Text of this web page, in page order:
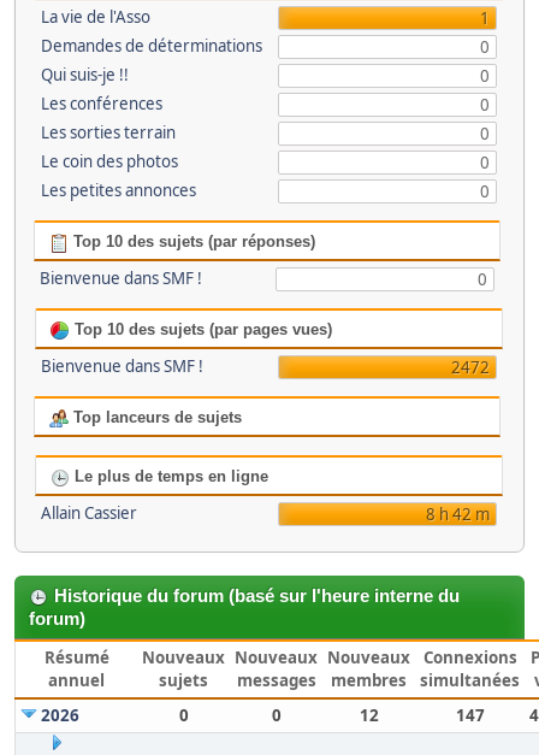
La vie de l'Asso
1
Demandes de déterminations
0
Qui suis-je !!
0
Les conférences
0
Les sorties terrain
0
Le coin des photos
0
Les petites annonces
0
Top 10 des sujets (par réponses)
Bienvenue dans SMF ! 0
Top 10 des sujets (par pages vues)
Bienvenue dans SMF ! 2472
Top lanceurs de sujets
Le plus de temps en ligne
Allain Cassier 8 h 42 m
Historique du forum (basé sur l'heure interne du
forum)
Résumé
annuel
Nouveaux
sujets
Nouveaux
messages
Nouveaux
membres
Connexions
simultanées
2026
0 0 12 147